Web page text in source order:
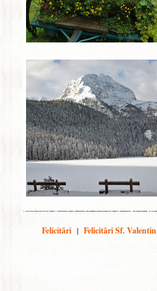
Felicitări | Felicitări Sf. Valentin